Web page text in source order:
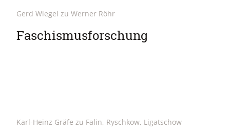
Gerd Wiegel zu Werner Röhr
Faschismusforschung
Karl-Heinz Gräfe zu Falin, Ryschkow, Ligatschow